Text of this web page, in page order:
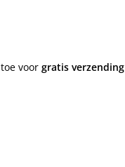
toe voor gratis verzending